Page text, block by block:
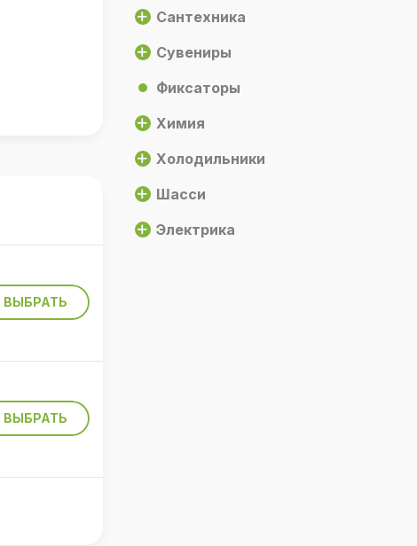
ВЫБРАТЬ
ВЫБРАТЬ
Сантехника
Сувениры
Фиксаторы
Химия
Холодильники
Шасси
Электрика